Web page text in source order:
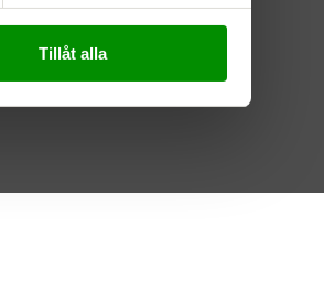
Tillåt alla